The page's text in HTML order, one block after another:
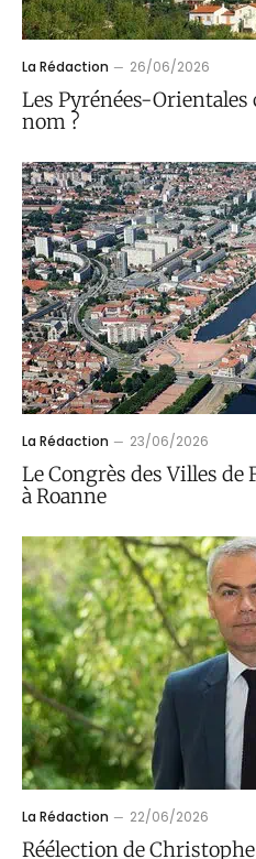
La Rédaction 26/06/2026
Les Pyrénées-
nom ?
La Rédaction 23/06/2026
Le Congrès des Villes de
à Roanne
La Rédaction 22/06/2026
Réélection de